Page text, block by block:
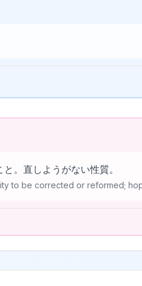
。直しようがない性質。
to be corrected or reformed;